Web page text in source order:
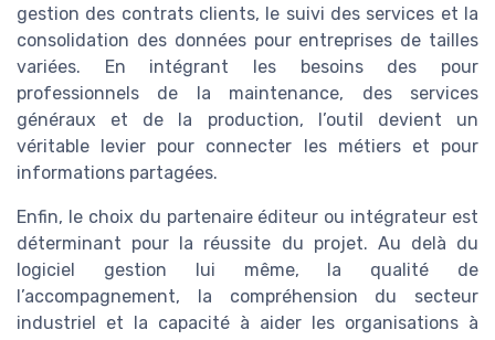
gestion des contrats clients, le suivi des services et la
consolidation des données pour entreprises de tailles
variées. En intégrant les besoins des pour
professionnels de la maintenance, des services
généraux et de la production, l’outil devient un
véritable levier pour connecter les métiers et pour
informations partagées.
Enfin, le choix du partenaire éditeur ou intégrateur est
déterminant pour la réussite du projet. Au delà du
logiciel gestion lui même, la qualité de
l’accompagnement, la compréhension du secteur
industriel et la capacité à aider les organisations à